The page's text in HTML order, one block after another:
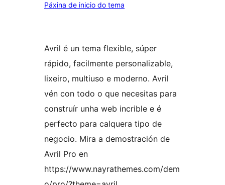
Páxina de inicio do tema
Avril é un tema flexible, súper
rápido, facilmente personalizable,
lixeiro, multiuso e moderno. Avril
vén con todo o que necesitas para
construír unha web incrible e é
perfecto para calquera tipo de
negocio. Mira a demostración de
Avril Pro en
https://www.nayrathemes.com/dem